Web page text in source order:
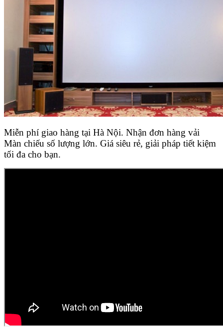
Miễn phí giao hàng tại Hà Nội. Nhận đơn hàng vải
Màn chiếu số lượng lớn. Giá siêu rẻ, giải pháp tiết kiệm
tối đa cho bạn.